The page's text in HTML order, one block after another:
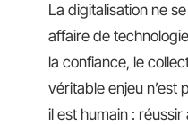
La digitalisation ne
affaire de
la confiance, le
véritable enjeu n’est
il est humain :